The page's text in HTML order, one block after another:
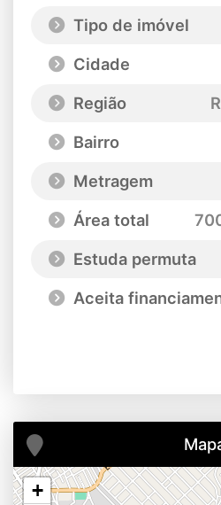
Tipo de imóvel
Cidade
Região
Bairro
Metragem
Área total
Estuda permuta
Aceita
+